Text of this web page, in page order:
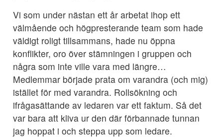
Vi som under nästan ett år arbetat ihop ett
välmående och högpresterande team som hade
väldigt roligt tillsammans, hade nu öppna
konflikter, oro över stämningen i gruppen och
några som inte ville vara med längre…
Medlemmar började prata om varandra (och mig)
istället för med varandra. Rollsökning och
ifrågasättande av ledaren var ett faktum. Så det
var bara att kliva ur den där förbannade tunnan
jag hoppat i och steppa upp som ledare.